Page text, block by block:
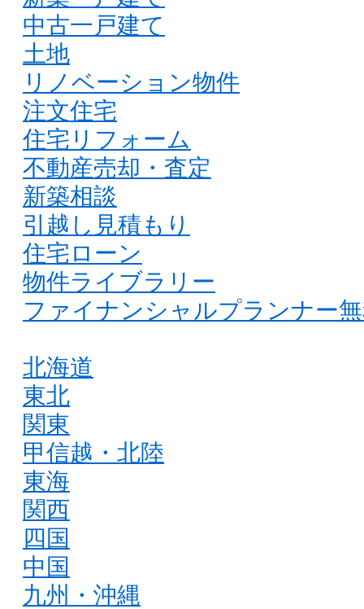
中古一戸建て
土地
リノベーション物件
注文住宅
住宅リフォーム
不動産売却・査定
新築相談
引越し見積もり
住宅ローン
物件ライブラリー
ファイナンシャルプランナー
北海道
東北
関東
甲信越・北陸
東海
関西
四国
中国
九州・沖縄